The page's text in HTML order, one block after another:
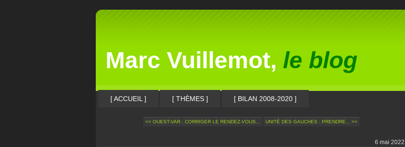
Marc Vuillemot, le blog
[ ACCUEIL ] [ THÈMES ] [ BILAN 2008-2020 ]
<< OUEST-VAR : CORRIGER LE RENDEZ-VOUS... UNITÉ DES GAUCHES : PRENDRE... >>
6 mai 2022